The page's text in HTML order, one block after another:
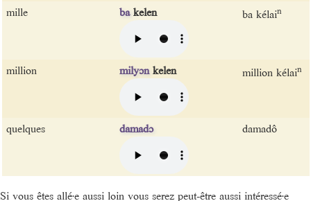
mille bakelen ba kélain
million milyɔnkelen million kélain
quelques damadɔ damadô
Si vous êtes allé·e aussi loin vous serez peut-être aussi intéressé·e